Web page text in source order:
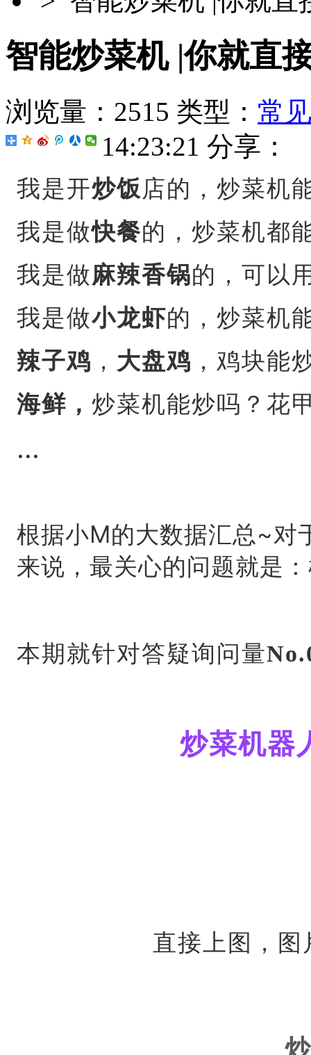
智能炒菜机 |你就直
浏览量：2515 类型： 常
14:23:21 分享：
我是开炒饭 店的，炒菜机
我是做快餐的 ，炒菜机都
我是做麻辣香锅的，可以
我是做小龙虾的，炒菜机
辣子鸡 ， 大盘鸡 ，鸡块能
海鲜， 炒菜机能炒吗？花
...
根据小M的大数据汇总~对
来说，最关心的问题就是
本期就针对答疑询问量
炒菜机器
直接上图，图